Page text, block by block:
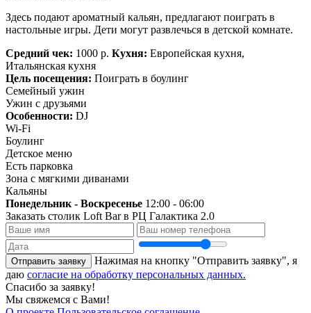
Здесь подают ароматный кальян, предлагают поиграть в
настольные игры. Дети могут развлечься в детской комнате.
Средний чек: 1000 р. Кухня: Европейская кухня,
Итальянская кухня
Цель посещения: Поиграть в боулинг
Семейный ужин
Ужин с друзьями
Особенности: DJ
Wi-Fi
Боулинг
Детское меню
Есть парковка
Зона с мягкими диванами
Кальяны
Понедельник - Воскресенье 12:00 - 06:00
Заказать столик Loft Bar в РЦ Галактика 2.0
Отправить заявку
Нажимая на кнопку "Отправить заявку", я
даю согласие на обработку персональных данных.
Спасибо за заявку!
Мы свяжемся с Вами!